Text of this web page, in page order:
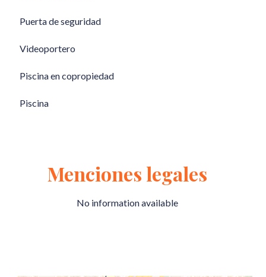
Puerta de seguridad
Videoportero
Piscina en copropiedad
Piscina
Menciones legales
No information available